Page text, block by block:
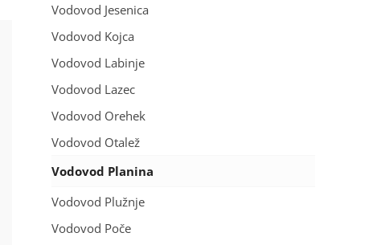
Vodovod Jesenica
Vodovod Kojca
Vodovod Labinje
Vodovod Lazec
Vodovod Orehek
Vodovod Otalež
Vodovod Planina
Vodovod Plužnje
Vodovod Poče